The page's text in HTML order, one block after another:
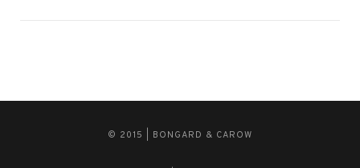
© 2015 | BONGARD & CAROW